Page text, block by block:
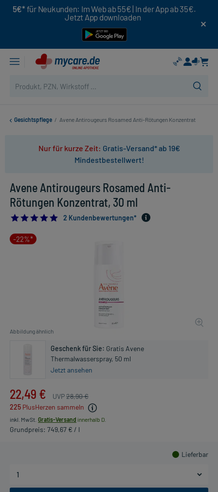
5€* für Neukunden: Im Web ab 55€ | In der App ab 35€.
Jetzt App downloaden
Gesichtspflege / Avene Antirougeurs Rosamed Anti-Rötungen Konzentrat
Nur für kurze Zeit: Gratis-Versand* ab 19€
Mindestbestellwert!
Avene Antirougeurs Rosamed Anti-
Rötungen Konzentrat, 30 ml
5.0
2 Kundenbewertungen*
-22%*
Abbildung ähnlich
Geschenk für Sie: Gratis Avene
Thermalwasserspray, 50 ml
Jetzt ansehen
22,49 € UVP28,90 €
225 PlusHerzen sammeln
inkl. MwSt. Gratis-Versand innerhalb D.
Grundpreis: 749,67 € / l
Lieferbar